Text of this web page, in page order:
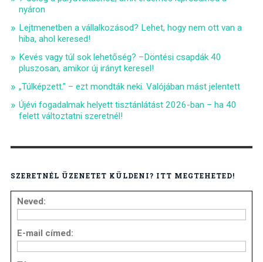
nyáron
Lejtmenetben a vállalkozásod? Lehet, hogy nem ott van a
hiba, ahol keresed!
Kevés vagy túl sok lehetőség? –Döntési csapdák 40
pluszosan, amikor új irányt keresel!
„Túlképzett.” – ezt mondták neki. Valójában mást jelentett
Újévi fogadalmak helyett tisztánlátást 2026-ban – ha 40
felett változtatni szeretnél!
SZERETNÉL ÜZENETET KÜLDENI? ITT MEGTEHETED!
Neved:
E-mail címed: